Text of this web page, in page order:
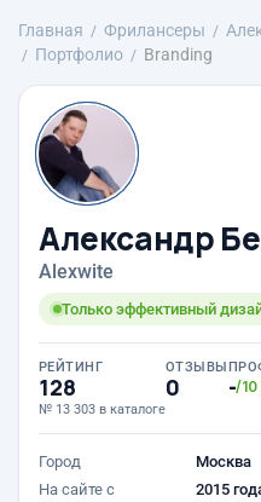
Главная Фрилансеры
Портфолио
Branding
Александр
Alexwite
Только эффективный
РЕЙТИНГ
128
№ 13 303 в каталоге
ОТЗЫВЫ
0 -/10
Город
Москва
На сайте с
2015